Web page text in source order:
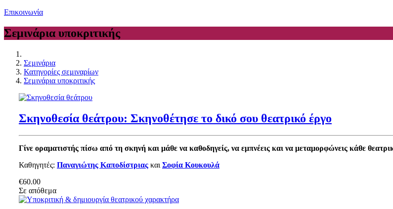
Επικοινωνία
Σεμινάρια υποκριτικής
Σεμινάρια
Κατηγορίες σεμιναρίων
Σεμινάρια υποκριτικής
Σκηνοθεσία θεάτρου: Σκηνοθέτησε το δικό σου θεατρικό έργο
Γίνε οραματιστής πίσω από τη σκηνή και μάθε να καθοδηγείς, να εμπνέεις και να μεταμορφώνεις κάθε
Καθηγητές: Παναγιώτης Καποδίστριας και Σοφία Κουκουλά
€60.00
Σε απόθεμα